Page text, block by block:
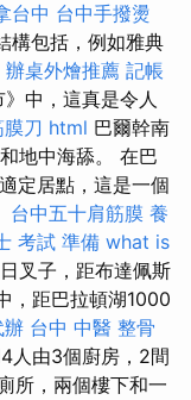
台中 台中手撥燙
構包括，例如雅典
辦桌外燴推薦 記帳
中，這真是令人
刀 html 巴爾幹南
地中海舔。 在巴
定居點，這是一個
台中五十肩筋膜 養
考試 準備 what is
叉子，距布達佩斯
，距巴拉頓湖1000
辦 台中 中醫 整骨
人由3個廚房，2間
所，兩個樓下和一